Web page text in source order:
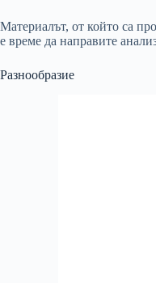
Материалът, от който са
е време да направите
Разнообразие